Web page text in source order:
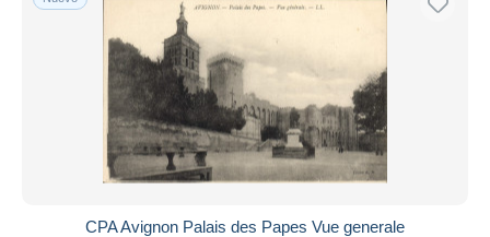
CPA Avignon Palais des Papes Vue generale